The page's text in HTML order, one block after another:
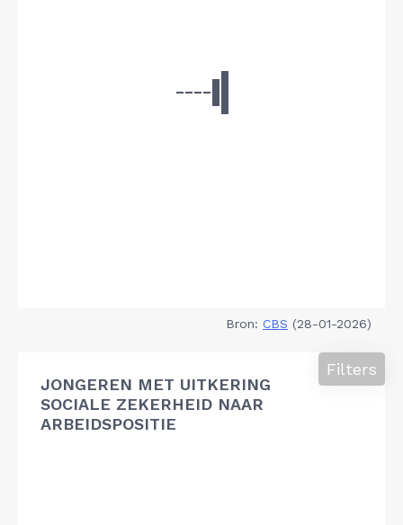
Bron: CBS (28-01-2026)
JONGEREN MET UITKERING
SOCIALE ZEKERHEID NAAR
ARBEIDSPOSITIE
Filters